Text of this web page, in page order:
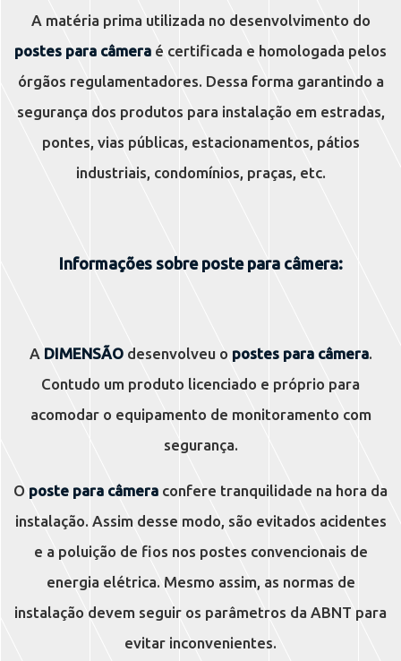
A matéria prima utilizada no desenvolvimento do
postes para câmera é certificada e homologada pelos
órgãos regulamentadores. Dessa forma garantindo a
segurança dos produtos para instalação em estradas,
pontes, vias públicas, estacionamentos, pátios
industriais, condomínios, praças, etc.
Informações sobre poste para câmera:
A DIMENSÃOdesenvolveu o postes para câmera.
Contudo um produto licenciado e próprio para
acomodar o equipamento de monitoramento com
segurança.
O poste para câmera confere tranquilidade na hora da
instalação. Assim desse modo, são evitados acidentes
e a poluição de fios nos postes convencionais de
energia elétrica. Mesmo assim, as normas de
instalação devem seguir os parâmetros da ABNT para
evitar inconvenientes.